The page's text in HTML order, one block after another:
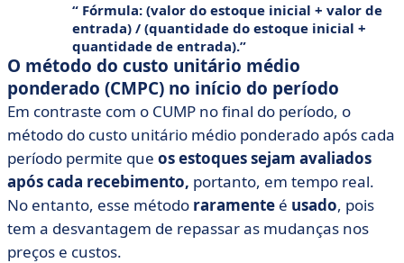
Fórmula: (valor do estoque inicial + valor de
entrada) / (quantidade do estoque inicial +
quantidade de entrada).
O método do custo unitário médio
ponderado (CMPC) no início do período
Em contraste com o CUMP no final do período, o
método do custo unitário médio ponderado após cada
período permite que os estoques sejam avaliados
após cada recebimento, portanto, em tempo real.
No entanto, esse método raramente é usado, pois
tem a desvantagem de repassar as mudanças nos
preços e custos.